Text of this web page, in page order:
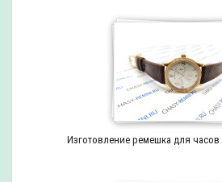
Изготовление ремешка для часов